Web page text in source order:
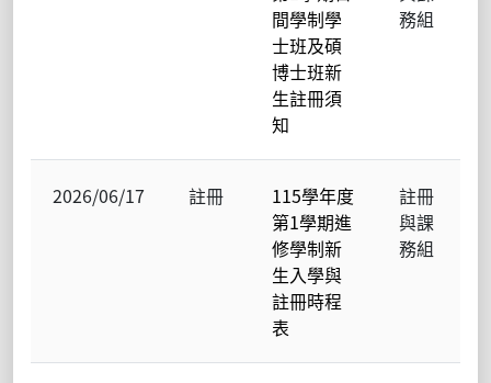
間學制學
士班及碩
博士班新
生註冊須
知
務組
2026/06/17 註冊
115學年度
第1學期進
修學制新
生入學與
註冊時程
表
註冊
與課
務組